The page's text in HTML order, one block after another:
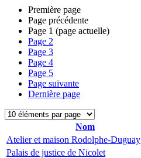
Première page
Page précédente
Page 1 (page actuelle)
Page 2
Page 3
Page 4
Page 5
Page suivante
Dernière page
Nom
Atelier et maison Rodolphe-Duguay
Palais de justice de Nicolet